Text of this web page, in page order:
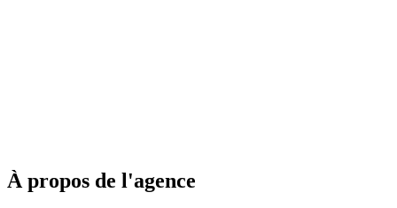
À propos de l'agence